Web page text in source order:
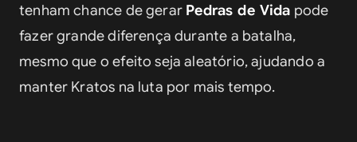
tenham chance de gerar Pedras de Vida pode
fazer grande diferença durante a batalha,
mesmo que o efeito seja aleatório, ajudando a
manter Kratos na luta por mais tempo.